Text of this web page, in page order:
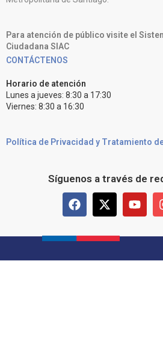
Para atención de público visite el
Ciudadana SIAC
CONTÁCTENOS
Horario de atención
Lunes a jueves: 8:30 a 17:30
Viernes: 8:30 a 16:30
Política de Privacidad y Tratamiento
Síguenos a través de